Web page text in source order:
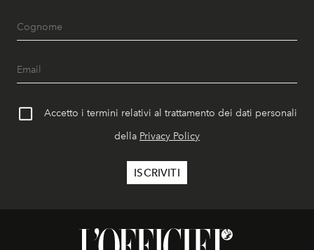
Accetto i termini relativi al trattamento dei dati personali
della Privacy Policy